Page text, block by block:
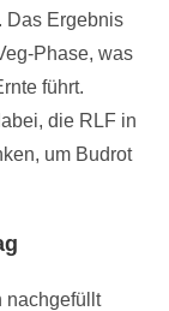
Das Ergebnis
Phase, was
führt.
die RLF in
um Budrot
nachgefüllt